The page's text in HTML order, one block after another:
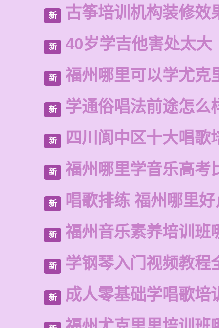
新 古筝培训机构装修效
新 40岁学吉他害处太大
新 福州哪里可以学尤克
新 学通俗唱法前途怎么
新 四川阆中区十大唱歌
新 福州哪里学音乐高考
新 唱歌排练 福州哪里
新 福州音乐素养培训班
新 学钢琴入门视频教程
新 成人零基础学唱歌培